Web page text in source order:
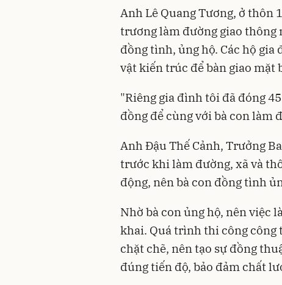
Anh Lê Quang Tương, ở thôn
trương làm đường giao thông
đồng tình, ủng hộ. Các hộ
vật kiến trúc để bàn giao mặt
"Riêng gia đình tôi đã đóng
đồng để cùng với bà con làm
Anh Đậu Thế Cảnh, Trưởng
trước khi làm đường, xã và
động, nên bà con đồng tình
Nhờ bà con ủng hộ, nên việc
khai. Quá trình thi công công
chặt chẽ, nên tạo sự đồng
đúng tiến độ, bảo đảm chất